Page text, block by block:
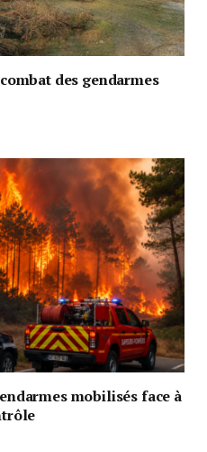
des gendarmes
mobilisés face à